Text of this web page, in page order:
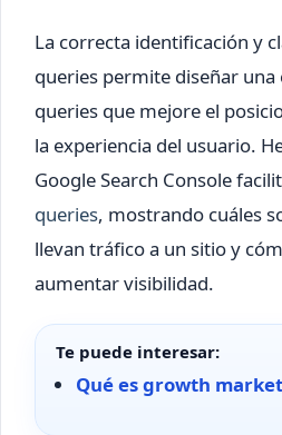
La correcta identificación y
queries permite diseñar una
queries que mejore el
la experiencia del usuario.
Google Search Console
queries, mostrando cuáles
llevan tráfico a un sitio y
aumentar visibilidad.
Te puede interesar:
Qué es growth